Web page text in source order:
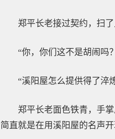
郑平长老接过契约，扫
“你，你们这不是胡闹吗
“溪阳屋怎么提供得了淬
郑平长老面色铁青，手
简直就是在用溪阳屋的名声